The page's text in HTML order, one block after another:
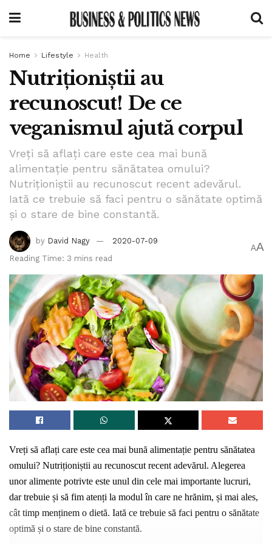
Home Lifestyle Health
Nutriționiștii au
recunoscut! De ce
veganismul ajută corpul
Vreți să aflați care este cea mai bună
alimentație pentru sănătatea omului?
Nutriționiștii au recunoscut recent adevărul.
Iată ce trebuie să faci pentru o sănătate optimă
și o stare de bine constantă.
by David Nagy
2020-07-09
Reading Time: 3 mins read
AA
Vreți să aflați care este cea mai bună alimentație pentru sănătatea
omului? Nutriționiștii au recunoscut recent adevărul. Alegerea
unor alimente potrivte este unul din cele mai importante lucruri,
dar trebuie și să fim atenți la modul în care ne hrănim, și mai ales,
cât timp menținem o dietă. Iată ce trebuie să faci pentru o sănătate
optimă și o stare de bine constantă.